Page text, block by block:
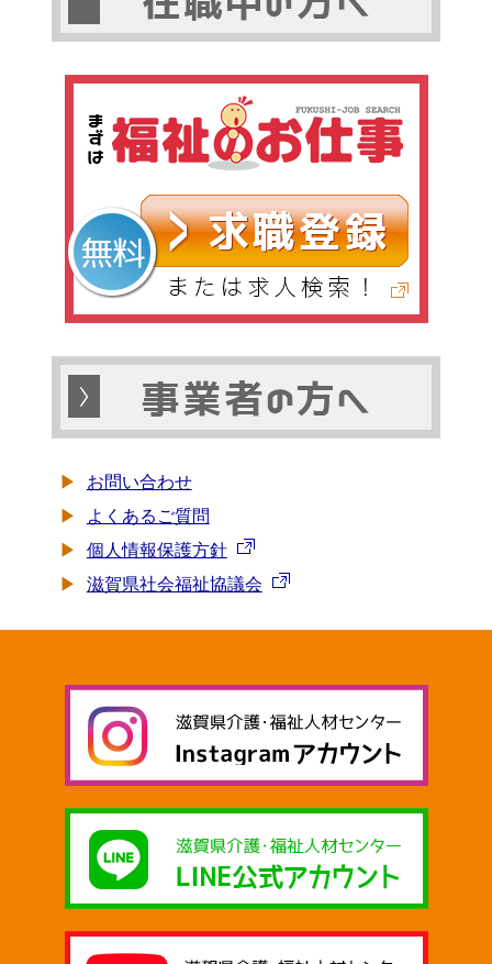
お問い合わせ
よくあるご質問
個人情報保護方針
滋賀県社会福祉協議会